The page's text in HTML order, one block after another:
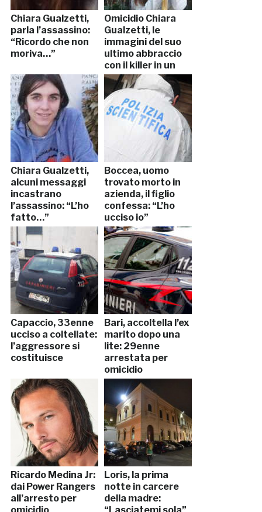
Chiara Gualzetti,
parla l’assassino:
“Ricordo che non
moriva…”
Omicidio Chiara
Gualzetti, le
immagini del suo
ultimo abbraccio
con il killer in un
video
Chiara Gualzetti,
alcuni messaggi
incastrano
l’assassino: “L’ho
fatto…”
Boccea, uomo
trovato morto in
azienda, il figlio
confessa: “L’ho
ucciso io”
Capaccio, 33enne
ucciso a coltellate:
l’aggressore si
costituisce
Bari, accoltella l’ex
marito dopo una
lite: 29enne
arrestata per
omicidio
Ricardo Medina Jr:
dai Power Rangers
all’arresto per
Loris, la prima
notte in carcere
della madre: